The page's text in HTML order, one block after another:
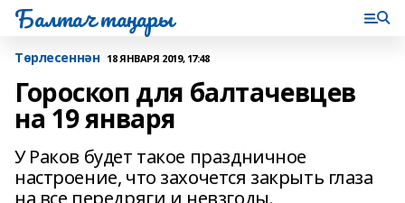
Балтач таңнары
Tөрлесеннән 18 ЯНВАРЯ 2019, 17:48
Гороскоп для балтачевцев
на 19 января
У Раков будет такое праздничное
настроение, что захочется закрыть глаза
на все передряги и невзгоды.